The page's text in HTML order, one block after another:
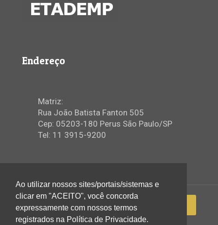
Endereço
Matriz:
Rua João Batista Fanton 505
Cep: 05203-180 Perus São Paulo/SP
Tel: 11 3915-9200
Ao utilizar nossos sites/portais/sistemas e
clicar em "ACEITO", você concorda
expressamente com nossos termos
registrados na Política de Privacidade.